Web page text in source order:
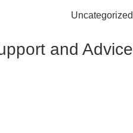
Uncategorized
and Advice